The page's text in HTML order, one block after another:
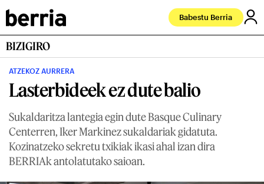
Babestu Berria
BIZIGIRO
ATZEKOZ AURRERA
Lasterbideek ez dute balio
Sukaldaritza lantegia egin dute Basque Culinary
Centerren, Iker Markinez sukaldariak gidatuta.
Kozinatzeko sekretu txikiak ikasi ahal izan dira
BERRIAk antolatutako saioan.